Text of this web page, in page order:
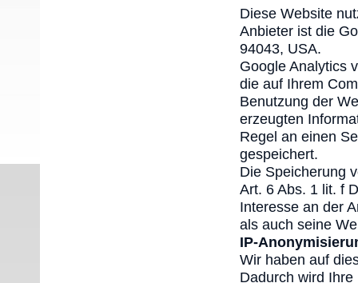
Diese Website
Anbieter ist die
94043, USA.
Google Analytics
die auf Ihrem
Benutzung der
erzeugten
Regel an einen
gespeichert.
Die Speicherung
Art. 6 Abs. 1 lit. f
Interesse an der
als auch seine
IP-
Wir haben auf
Dadurch wird